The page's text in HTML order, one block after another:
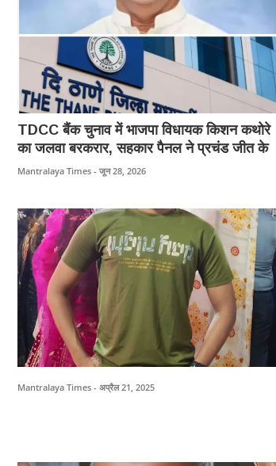
TDCC बैंक चुनाव में भाजपा विधायक किशन कथोरे
का जलवा बरकरार, सहकार पैनल ने प्रचंड जीत के
साथ लहराया परचम।
Mantralaya Times - जून 28, 2026
Mantralaya Times - अप्रैल 21, 2025